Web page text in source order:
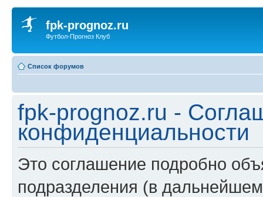
fpk-prognoz.ru
Футбол-Прогноз Клуб
Список форумов
fpk-prognoz.ru -
конфиденциальности
Это соглашение подробно
подразделения (в